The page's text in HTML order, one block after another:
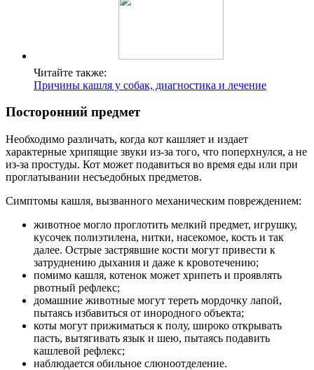
Читайте также:
Причины кашля у собак, диагностика и лечение
Посторонний предмет
Необходимо различать, когда кот кашляет и издает
характерные хрипящие звуки из-за того, что поперхнулся, а не
из-за простуды. Кот может подавиться во время еды или при
проглатывании несъедобных предметов.
Симптомы кашля, вызванного механическим повреждением:
животное могло проглотить мелкий предмет, игрушку,
кусочек полиэтилена, нитки, насекомое, кость и так
далее. Острые застрявшие кости могут привести к
затруднению дыхания и даже к кровотечению;
помимо кашля, котенок может хрипеть и проявлять
рвотный рефлекс;
домашние животные могут тереть мордочку лапой,
пытаясь избавиться от инородного объекта;
коты могут прижиматься к полу, широко открывать
пасть, вытягивать язык и шею, пытаясь подавить
кашлевой рефлекс;
наблюдается обильное слюноотделение.